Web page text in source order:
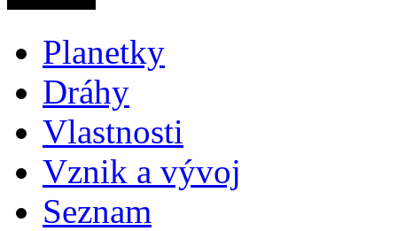
Planetky
Dráhy
Vlastnosti
Vznik a vývoj
Seznam